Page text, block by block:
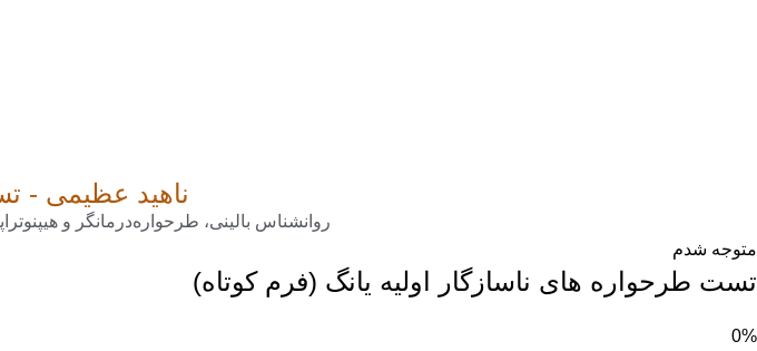
ناهید عظیمی -
روانشناس بالینی، طرحواره‌درمانگر و
متوجه شدم
تست طرحواره های ناسازگار اولیه یانگ (فرم کوتاه)
0%